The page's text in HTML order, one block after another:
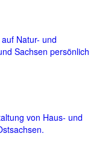
Natur- und
Sachsen persönlich
von Haus- und